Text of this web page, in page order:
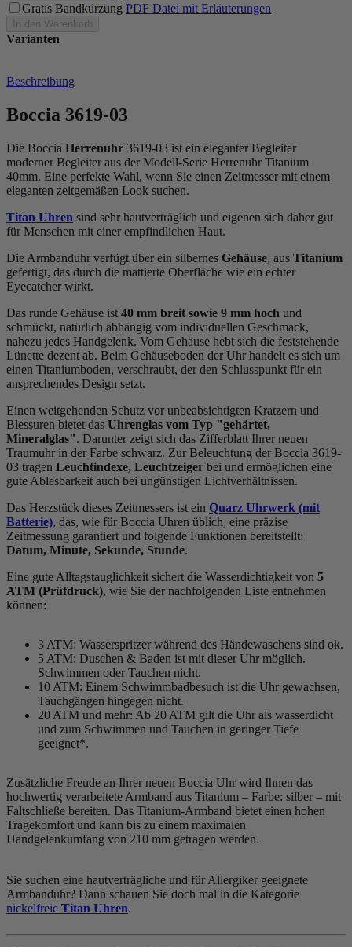
Gratis Bandkürzung PDF Datei mit Erläuterungen
In den Warenkorb
Varianten
Beschreibung
Boccia 3619-03
Die Boccia Herrenuhr 3619-03 ist ein eleganter Begleiter
moderner Begleiter aus der Modell-Serie Herrenuhr Titanium
40mm. Eine perfekte Wahl, wenn Sie einen Zeitmesser mit einem
eleganten zeitgemäßen Look suchen.
Titan Uhren sind sehr hautverträglich und eigenen sich daher gut
für Menschen mit einer empfindlichen Haut.
Die Armbanduhr verfügt über ein silbernes Gehäuse, aus Titanium
gefertigt, das durch die mattierte Oberfläche wie ein echter
Eyecatcher wirkt.
Das runde Gehäuse ist 40 mm breit sowie 9 mm hoch und
schmückt, natürlich abhängig vom individuellen Geschmack,
nahezu jedes Handgelenk. Vom Gehäuse hebt sich die feststehende
Lünette dezent ab. Beim Gehäuseboden der Uhr handelt es sich um
einen Titaniumboden, verschraubt, der den Schlusspunkt für ein
ansprechendes Design setzt.
Einen weitgehenden Schutz vor unbeabsichtigten Kratzern und
Blessuren bietet das Uhrenglas vom Typ "gehärtet,
Mineralglas". Darunter zeigt sich das Zifferblatt Ihrer neuen
Traumuhr in der Farbe schwarz. Zur Beleuchtung der Boccia 3619-
03 tragen Leuchtindexe, Leuchtzeiger bei und ermöglichen eine
gute Ablesbarkeit auch bei ungünstigen Lichtverhältnissen.
Das Herzstück dieses Zeitmessers ist ein Quarz Uhrwerk (mit
Batterie), das, wie für Boccia Uhren üblich, eine präzise
Zeitmessung garantiert und folgende Funktionen bereitstellt:
Datum, Minute, Sekunde, Stunde.
Eine gute Alltagstauglichkeit sichert die Wasserdichtigkeit von 5
ATM (Prüfdruck), wie Sie der nachfolgenden Liste entnehmen
können:
3 ATM: Wasserspritzer während des Händewaschens sind ok.
5 ATM: Duschen & Baden ist mit dieser Uhr möglich.
Schwimmen oder Tauchen nicht.
10 ATM: Einem Schwimmbadbesuch ist die Uhr gewachsen,
Tauchgängen hingegen nicht.
20 ATM und mehr: Ab 20 ATM gilt die Uhr als wasserdicht
und zum Schwimmen und Tauchen in geringer Tiefe
geeignet*.
Zusätzliche Freude an Ihrer neuen Boccia Uhr wird Ihnen das
hochwertig verarbeitete Armband aus Titanium – Farbe: silber – mit
Faltschließe bereiten. Das Titanium-Armband bietet einen hohen
Tragekomfort und kann bis zu einem maximalen
Handgelenkumfang von 210 mm getragen werden.
Sie suchen eine hautverträgliche und für Allergiker geeignete
Armbanduhr? Dann schauen Sie doch mal in die Kategorie
nickelfreie Titan Uhren.